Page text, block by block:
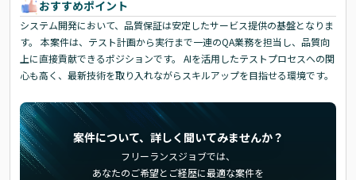
おすすめポイント
システム開発において、品質保証は安定したサービス提供の基盤となりま
す。 本案件は、テスト計画から実行まで一連のQA業務を担当し、品質向
上に直接貢献できるポジションです。 AIを活用したテストプロセスへの関
心も高く、最新技術を取り入れながらスキルアップを目指せる環境です。
案件について、詳しく聞いてみませんか？
フリーランスジョブでは、
あなたのご希望とご経歴に最適な案件を